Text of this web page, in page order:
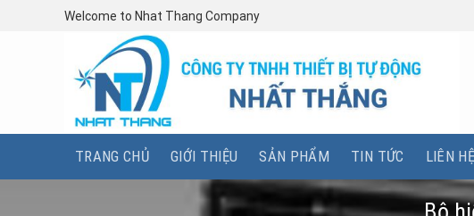
Welcome to Nhat Thang Company
TRANG CHỦ GIỚI THIỆU SẢN PHẨM TIN TỨC LIÊN HỆ